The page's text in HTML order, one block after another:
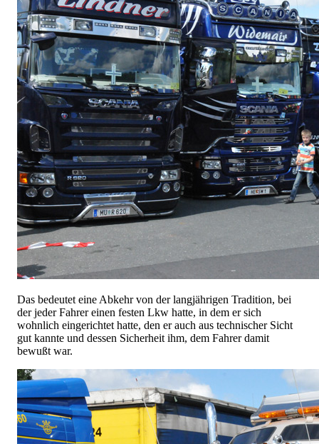
Das bedeutet eine Abkehr von der langjährigen Tradition, bei
der jeder Fahrer einen festen Lkw hatte, in dem er sich
wohnlich eingerichtet hatte, den er auch aus technischer Sicht
gut kannte und dessen Sicherheit ihm, dem Fahrer damit
bewußt war.